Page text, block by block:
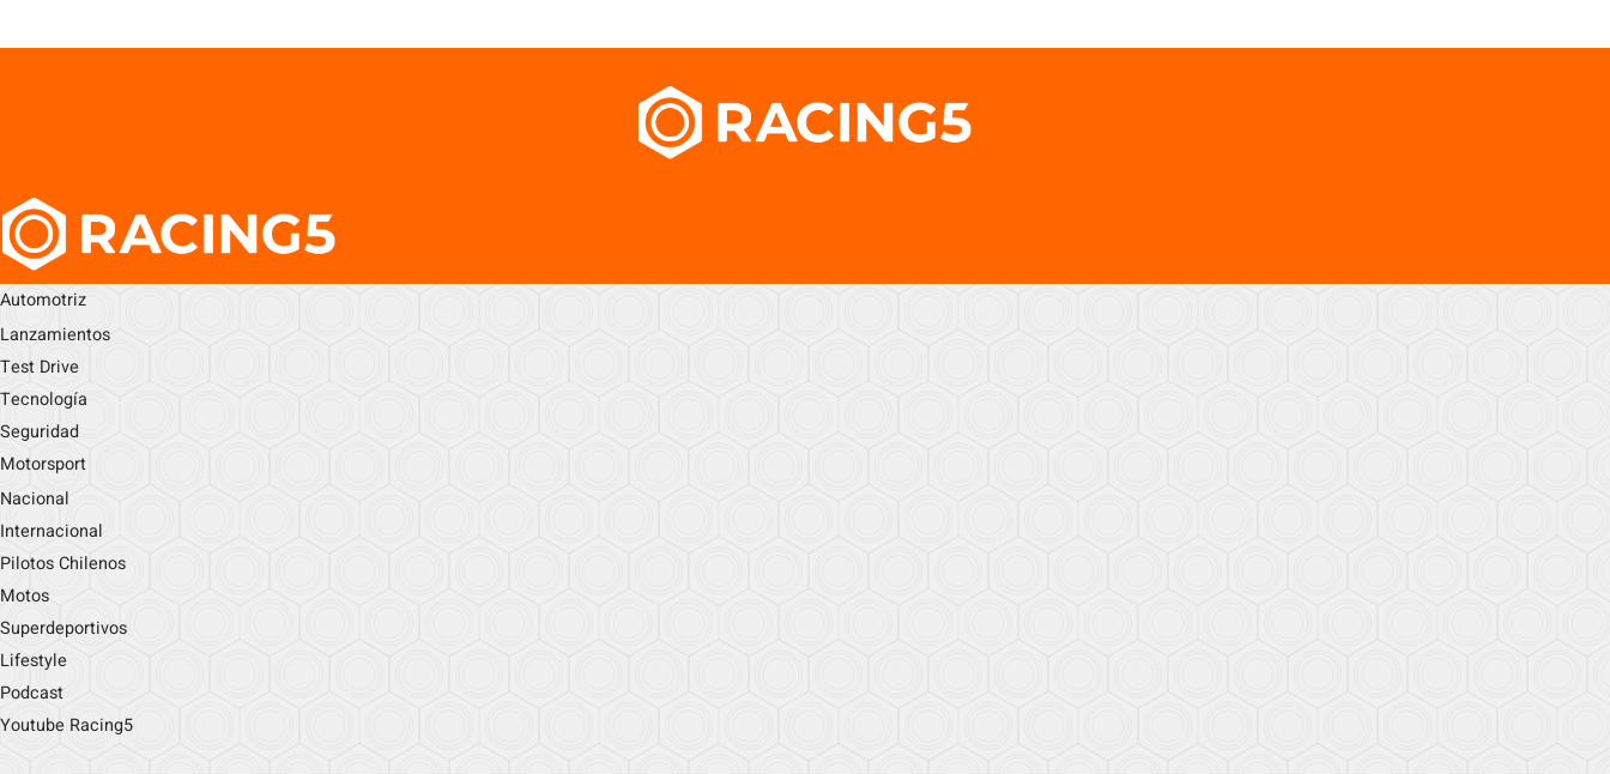
Automotriz
Lanzamientos
Test Drive
Tecnología
Seguridad
Motorsport
Nacional
Internacional
Pilotos Chilenos
Motos
Superdeportivos
Lifestyle
Podcast
Youtube Racing5